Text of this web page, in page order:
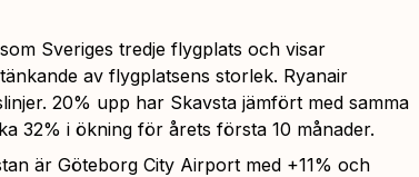
Sveriges tredje flygplats och visar
av flygplatsens storlek. Ryanair
20% upp har Skavsta jämfört med samma
32% i ökning för årets första 10 månader.
är Göteborg City Airport med +11% och